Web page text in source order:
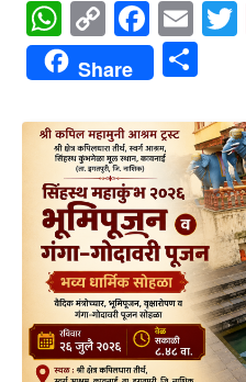
WhatsApp
Copy
Link
Share